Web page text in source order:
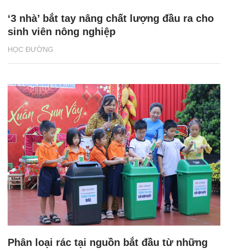
HỌC ĐƯỜNG
‘3 nhà’ bắt tay nâng chất lượng đầu ra cho
sinh viên nông nghiệp
Phân loại rác tại nguồn bắt đầu từ những